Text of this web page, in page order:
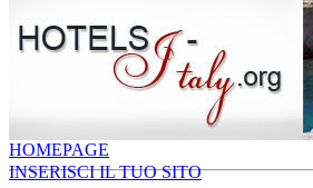
HOMEPAGE
INSERISCI IL TUO SITO